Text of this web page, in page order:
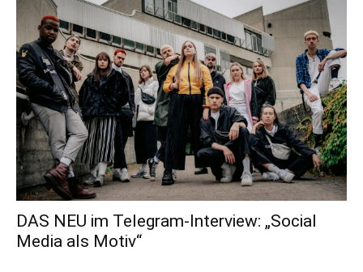
DAS NEU im Telegram-Interview: „Social
Media als Motiv“